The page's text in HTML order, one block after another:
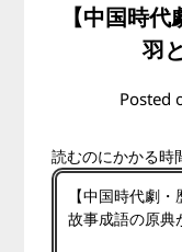
【中国時
羽
Posted
読むのにかかる時
【中国時代劇
故事成語の原典